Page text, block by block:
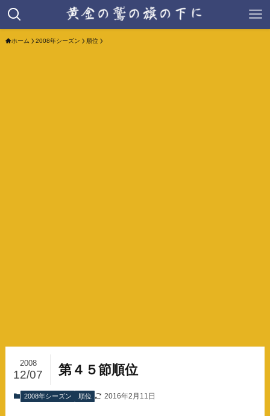
ホーム 2008年シーズン 順位
第４５節順位
2008
12/07
2008年シーズン 順位 2016年2月11日